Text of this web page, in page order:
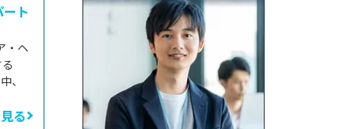
ト
・ヘ
、
る